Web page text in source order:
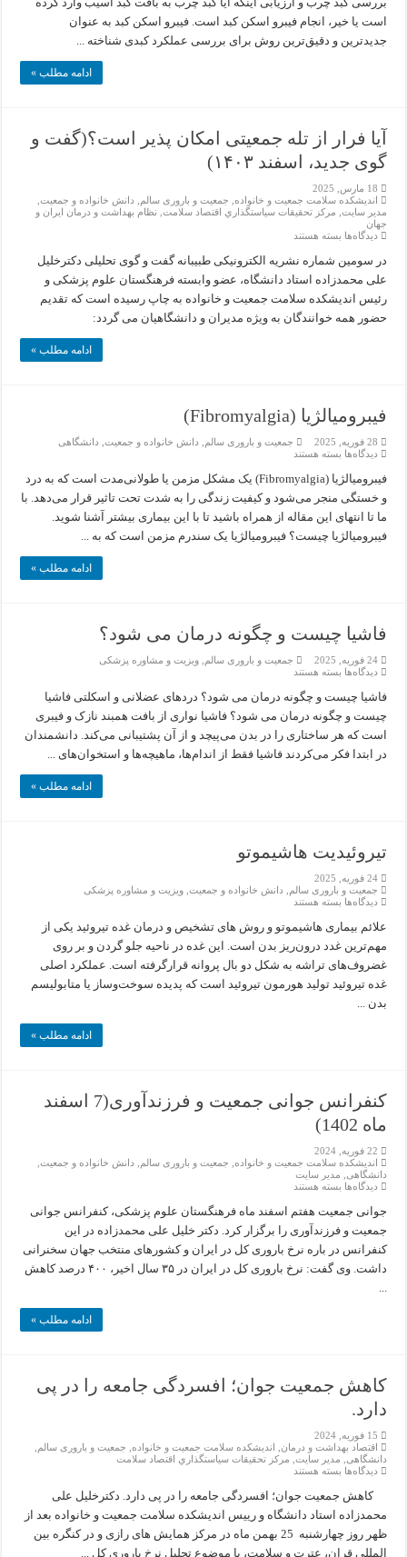
چرب؛
فیبرو
اسکن
و
است یا خیر، انجام فیبرو اسکن کبد است. فیبرو اسکن کبد به عنوان
جدیدترین و دقیق‌ترین روش برای بررسی عملکرد کبدی شناخته ...
ادامه مطلب »
آیا فرار از تله جمعیتی امکان پذیر است؟(گفت و
گوی جدید، اسفند ۱۴۰۳)
18 مارس, 2025
اندیشکده سلامت جمعیت و خانواده جمعیت و باروری سالم دانش خانواده و جمعیت
مدیر سایت مركز تحقيقات سياستگذاري اقتصاد سلامت نظام بهداشت و درمان ایران و
جهان
دیدگاه‌ها برای
فرار
از
تله
جمعیتی
امکان
پذیر
بسته هستند
در سومین شماره نشریه الکترونیکی طبیبانه گفت و گوی تحلیلی دکترخلیل
علی محمدزاده استاد دانشگاه، عضو وابسته فرهنگستان علوم پزشکی و
رئیس اندیشکده سلامت جمعیت و خانواده به چاپ رسیده است که تقدیم
حضور همه خوانندگان به ویژه مدیران و دانشگاهیان می گردد:
ادامه مطلب »
فیبرومیالژیا (Fibromyalgia)
28 فوریه, 2025 جمعیت و باروری سالم دانش خانواده و جمعیت دانشگاهی
دیدگاه‌ها برای
بسته هستند
فیبرومیالژیا (Fibromyalgia) یک مشکل مزمن یا طولانی‌مدت است که به درد
و خستگی منجر می‌شود و کیفیت زندگی را به شدت تحت تاثیر قرار می‌دهد. با
ما تا انتهای این مقاله از همراه باشید تا با این بیماری بیشتر آشنا شوید.
فیبرومیالژیا چیست؟ فیبرومیالژیا یک سندرم مزمن است که به ...
ادامه مطلب »
فاشیا چیست و چگونه درمان می شود؟
24 فوریه, 2025 جمعیت و باروری سالم ,ویزیت و مشاوره پزشکی
دیدگاه‌ها برای
چیست
چگونه
درمان
می
شود؟
بسته هستند
فاشیا چیست و چگونه درمان می شود؟ دردهای عضلانی و اسکلتی فاشیا
چیست و چگونه درمان می شود؟ فاشیا نواری از بافت همبند نازک و فیبری
است که هر ساختاری را در بدن می‌پیچد و از آن پشتیبانی می‌کند. دانشمندان
در ابتدا فکر می‌کردند فاشیا فقط از اندام‌ها، ماهیچه‌ها و استخوان‌های ...
ادامه مطلب »
تیروئیدیت هاشیموتو
24 فوریه, 2025
جمعیت و باروری سالم
دانش خانواده و جمعیت ,ویزیت و مشاوره پزشکی
دیدگاه‌ها برای
هاشیموتو
بسته هستند
علائم بیماری هاشیموتو و روش های تشخیص و درمان غده تیروئید یکی از
مهم‌ترین غدد درون‌ریز بدن است. این غده در ناحیه جلو گردن و بر روی
غضروف‌های تراشه به شکل دو بال پروانه قرارگرفته است. عملکرد اصلی
غده تیروئید تولید هورمون تیروئید است که پدیده سوخت‌وساز یا متابولیسم
بدن ...
ادامه مطلب »
کنفرانس جوانی جمعیت و فرزندآوری(7 اسفند
ماه 1402)
22 فوریه, 2024
اندیشکده سلامت جمعیت و خانواده جمعیت و باروری سالم دانش خانواده و جمعیت
دانشگاهی
مدیر سایت
دیدگاه‌ها برای
جوانی
و
فرزندآوری(7
اسفند
ماه
بسته هستند
جوانی جمعیت هفتم اسفند ماه فرهنگستان علوم پزشکی، کنفرانس جوانی
جمعیت و فرزندآوری را برگزار کرد. دکتر خلیل علی محمدزاده در این
کنفرانس در باره نرخ باروری کل در ایران و کشورهای منتخب جهان سخنرانی
داشت. وی گفت: نرخ باروری کل در ایران در ۳۵ سال اخیر، ۴۰۰ درصد کاهش
...
ادامه مطلب »
کاهش جمعیت جوان؛ افسردگی جامعه را در پی
دارد.
15 فوریه, 2024
اقتصاد بهداشت و درمان
اندیشکده سلامت جمعیت و خانواده جمعیت و باروری سالم
دانشگاهی
مدیر سایت مركز تحقيقات سياستگذاري اقتصاد سلامت
دیدگاه‌ها برای
جمعیت
افسردگی
جامعه
را
در
بسته هستند
کاهش جمعیت جوان؛ افسردگی جامعه را در پی دارد. دکترخلیل علی
محمدزاده استاد دانشگاه و رییس اندیشکده سلامت جمعیت و خانواده بعد از
ظهر روز چهارشنبه 25 بهمن ماه در مرکز همایش های رازی و در کنگره بین
المللی قران، عترت و سلامت، با موضوع تحلیل نرخ باروری کل ...